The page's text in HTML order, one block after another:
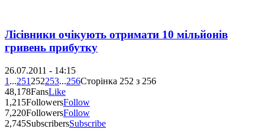
Лісівники очікують отримати 10 мільйонів
гривень прибутку
26.07.2011 - 14:15
1 ...251 252253...256Сторінка 252 з 256
48,178FansLike
1,215FollowersFollow
7,220FollowersFollow
2,745SubscribersSubscribe